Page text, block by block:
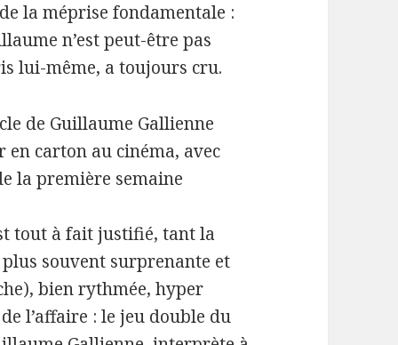
la méprise fondamentale :
n’est peut-être pas
lui-même, a toujours cru.
de Guillaume Gallienne
carton au cinéma, avec
la première semaine
tout à fait justifié, tant la
souvent surprenante et
bien rythmée, hyper
l’affaire : le jeu double du